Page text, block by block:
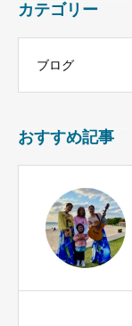
カテゴリー
ブログ
おすすめ記事